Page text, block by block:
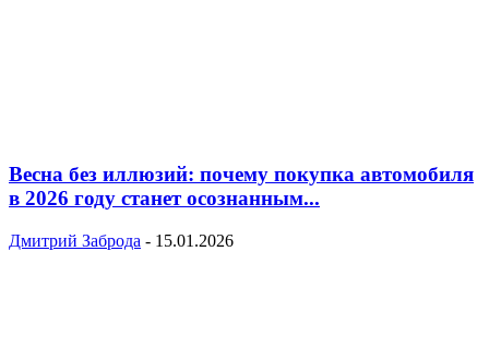
Весна без иллюзий: почему покупка автомобиля
в 2026 году станет осознанным...
Дмитрий Заброда - 15.01.2026